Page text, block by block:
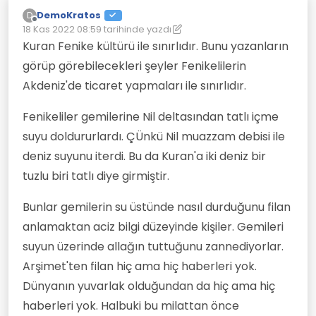
D
Çevrimdışı
DemoKratos
18 Kas 2022 08:59 tarihinde yazdı
Son düzenleyen: DemoKratos
Kuran Fenike kültürü ile sınırlıdır. Bunu yazanların
görüp görebilecekleri şeyler Fenikelilerin
Akdeniz'de ticaret yapmaları ile sınırlıdır.
Fenikeliler gemilerine Nil deltasından tatlı içme
suyu doldururlardı. ÇÜnkü Nil muazzam debisi ile
deniz suyunu iterdi. Bu da Kuran'a iki deniz bir
tuzlu biri tatlı diye girmiştir.
Bunlar gemilerin su üstünde nasıl durduğunu filan
anlamaktan aciz bilgi düzeyinde kişiler. Gemileri
suyun üzerinde allağın tuttuğunu zannediyorlar.
Arşimet'ten filan hiç ama hiç haberleri yok.
Dünyanın yuvarlak olduğundan da hiç ama hiç
haberleri yok. Halbuki bu milattan önce